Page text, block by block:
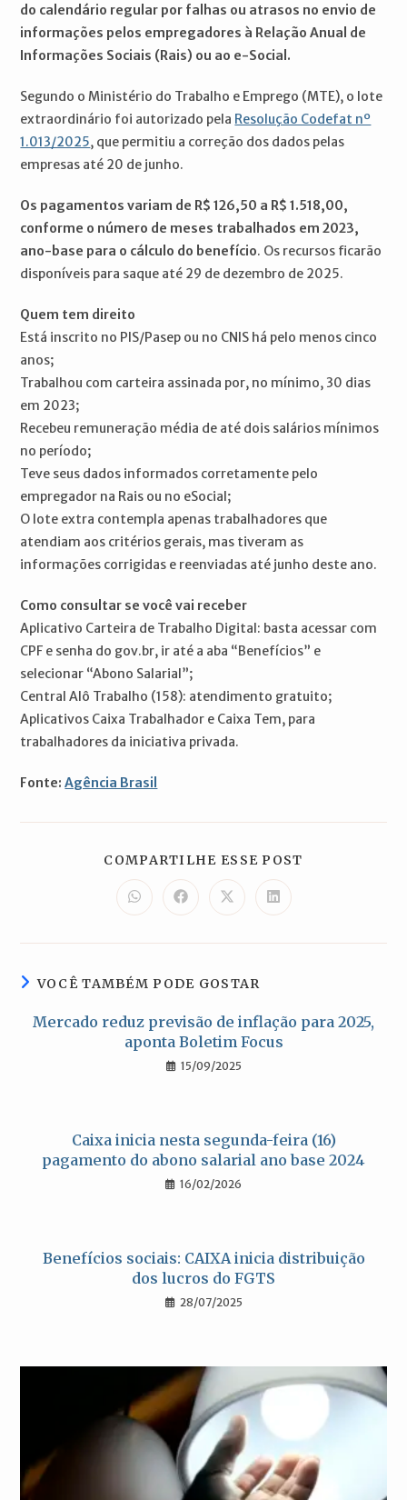
do calendário regular por falhas ou atrasos no envio de
informações pelos empregadores à Relação Anual de
Informações Sociais (Rais) ou ao e-Social.
Segundo o Ministério do Trabalho e Emprego (MTE), o lote
extraordinário foi autorizado pela Resolução Codefat nº
1.013/2025, que permitiu a correção dos dados pelas
empresas até 20 de junho.
Os pagamentos variam de R$ 126,50 a R$ 1.518,00,
conforme o número de meses trabalhados em 2023,
ano-base para o cálculo do benefício. Os recursos ficarão
disponíveis para saque até 29 de dezembro de 2025.
Quem tem direito
Está inscrito no PIS/Pasep ou no CNIS há pelo menos cinco
anos;
Trabalhou com carteira assinada por, no mínimo, 30 dias
em 2023;
Recebeu remuneração média de até dois salários mínimos
no período;
Teve seus dados informados corretamente pelo
empregador na Rais ou no eSocial;
O lote extra contempla apenas trabalhadores que
atendiam aos critérios gerais, mas tiveram as
informações corrigidas e reenviadas até junho deste ano.
Como consultar se você vai receber
Aplicativo Carteira de Trabalho Digital: basta acessar com
CPF e senha do gov.br, ir até a aba “Benefícios” e
selecionar “Abono Salarial”;
Central Alô Trabalho (158): atendimento gratuito;
Aplicativos Caixa Trabalhador e Caixa Tem, para
trabalhadores da iniciativa privada.
Fonte:Agência Brasil
COMPARTILHE ESSE POST
Abre
em
nova
Abre
em
nova
Abre
em
nova
Abre
em
nova
VOCÊ TAMBÉM PODE GOSTAR
Mercado reduz previsão de inflação para 2025,
aponta Boletim Focus
15/09/2025
Caixa inicia nesta segunda-feira (16)
pagamento do abono salarial ano base 2024
16/02/2026
Benefícios sociais: CAIXA inicia distribuição
dos lucros do FGTS
28/07/2025